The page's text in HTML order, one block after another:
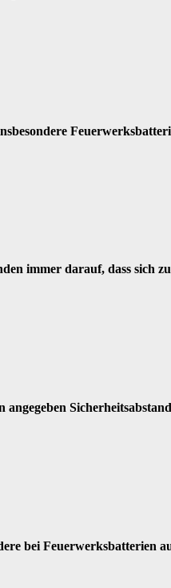
immer darauf, dass sich
angegeben
bei Feuerwerksbatterien